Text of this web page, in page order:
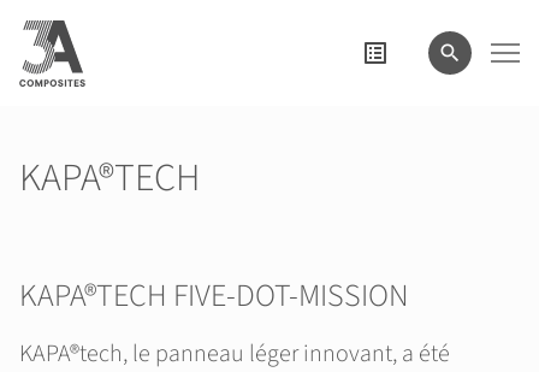
le
terme
de
KAPA®TECH
KAPA®TECH FIVE-DOT-MISSION
KAPA®tech, le panneau léger innovant, a été